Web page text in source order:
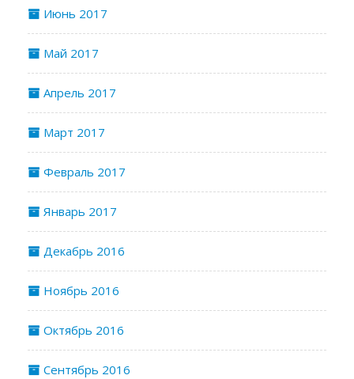
Июнь 2017
Май 2017
Апрель 2017
Март 2017
Февраль 2017
Январь 2017
Декабрь 2016
Ноябрь 2016
Октябрь 2016
Сентябрь 2016